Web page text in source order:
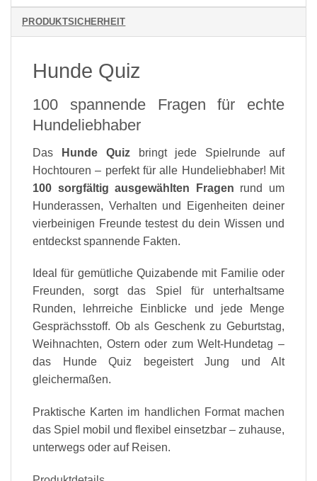
PRODUKTSICHERHEIT
Hunde Quiz
100 spannende Fragen für echte
Hundeliebhaber
Das Hunde Quizbringt jede Spielrunde auf
Hochtouren – perfekt für alle Hundeliebhaber! Mit
100 sorgfältig ausgewählten Fragen rund um
Hunderassen, Verhalten und Eigenheiten deiner
vierbeinigen Freunde testest du dein Wissen und
entdeckst spannende Fakten.
Ideal für gemütliche Quizabende mit Familie oder
Freunden, sorgt das Spiel für unterhaltsame
Runden, lehrreiche Einblicke und jede Menge
Gesprächsstoff. Ob als Geschenk zu Geburtstag,
Weihnachten, Ostern oder zum Welt-Hundetag –
das Hunde Quiz begeistert Jung und Alt
gleichermaßen.
Praktische Karten im handlichen Format machen
das Spiel mobil und flexibel einsetzbar – zuhause,
unterwegs oder auf Reisen.